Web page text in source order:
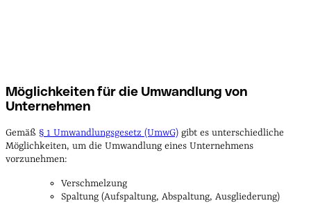
Möglichkeiten für die Umwandlung von
Unternehmen
Gemäß § 1 Umwandlungsgesetz (UmwG) gibt es unterschiedliche
Möglichkeiten, um die Umwandlung eines Unternehmens
vorzunehmen:
Verschmelzung
Spaltung (Aufspaltung, Abspaltung, Ausgliederung)